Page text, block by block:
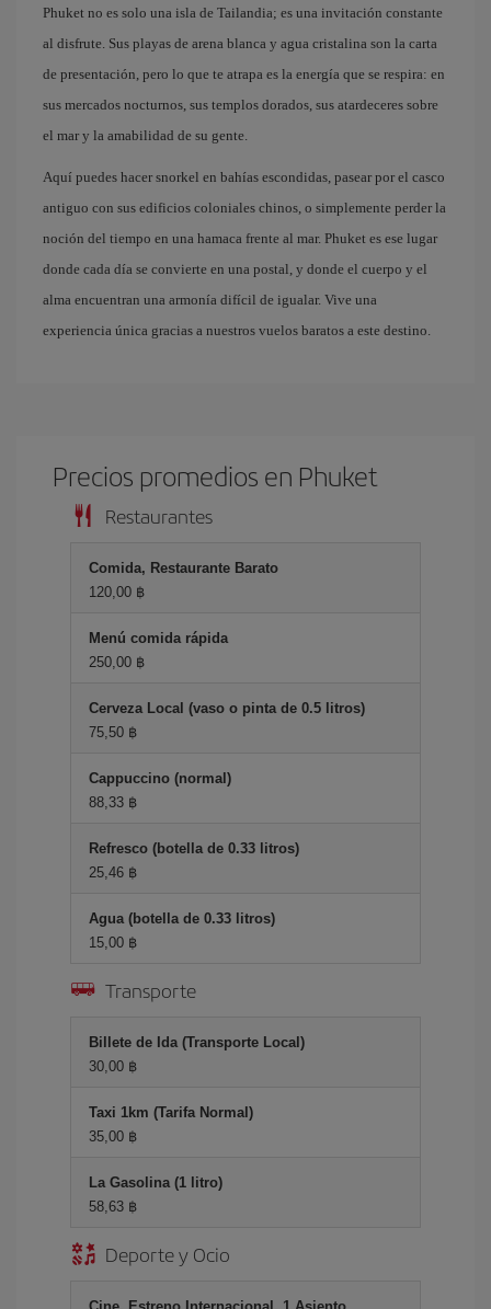
Phuket no es solo una isla de Tailandia; es una invitación constante
al disfrute. Sus playas de arena blanca y agua cristalina son la carta
de presentación, pero lo que te atrapa es la energía que se respira: en
sus mercados nocturnos, sus templos dorados, sus atardeceres sobre
el mar y la amabilidad de su gente.
Aquí puedes hacer snorkel en bahías escondidas, pasear por el casco
antiguo con sus edificios coloniales chinos, o simplemente perder la
noción del tiempo en una hamaca frente al mar. Phuket es ese lugar
donde cada día se convierte en una postal, y donde el cuerpo y el
alma encuentran una armonía difícil de igualar. Vive una
experiencia única gracias a nuestros vuelos baratos a este destino.
Precios promedios en Phuket
Restaurantes
Comida, Restaurante Barato
120,00 ฿
Menú comida rápida
250,00 ฿
Cerveza Local (vaso o pinta de 0.5 litros)
75,50 ฿
Cappuccino (normal)
88,33 ฿
Refresco (botella de 0.33 litros)
25,46 ฿
Agua (botella de 0.33 litros)
15,00 ฿
Transporte
Billete de Ida (Transporte Local)
30,00 ฿
Taxi 1km (Tarifa Normal)
35,00 ฿
La Gasolina (1 litro)
58,63 ฿
Deporte y Ocio